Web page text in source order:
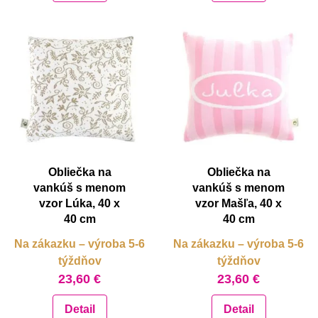
Obliečka na
vankúš s menom
vzor Lúka, 40 x
40 cm
Na zákazku – výroba 5-6
týždňov
23,60 €
Detail
Obliečka na
vankúš s menom
vzor Mašľa, 40 x
40 cm
Na zákazku – výroba 5-6
týždňov
23,60 €
Detail